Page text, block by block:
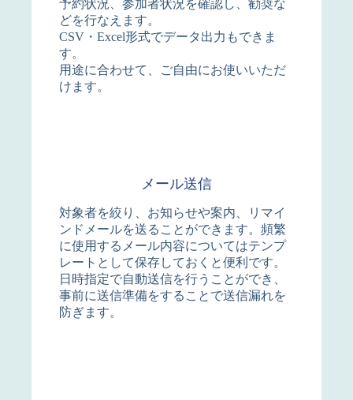
予約状況、参加者状況を確認し、勧奨な
どを行なえます。
CSV・Excel形式でデータ出力もできま
す。
用途に合わせて、ご自由にお使いいただ
けます。
メール送信
対象者を絞り、お知らせや案内、リマイ
ンドメールを送ることができます。頻繁
に使用するメール内容についてはテンプ
レートとして保存しておくと便利です。
日時指定で自動送信を行うことができ、
事前に送信準備をすることで送信漏れを
防ぎます。